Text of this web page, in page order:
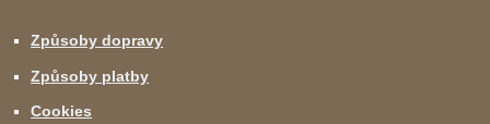
Způsoby dopravy
Způsoby platby
Cookies